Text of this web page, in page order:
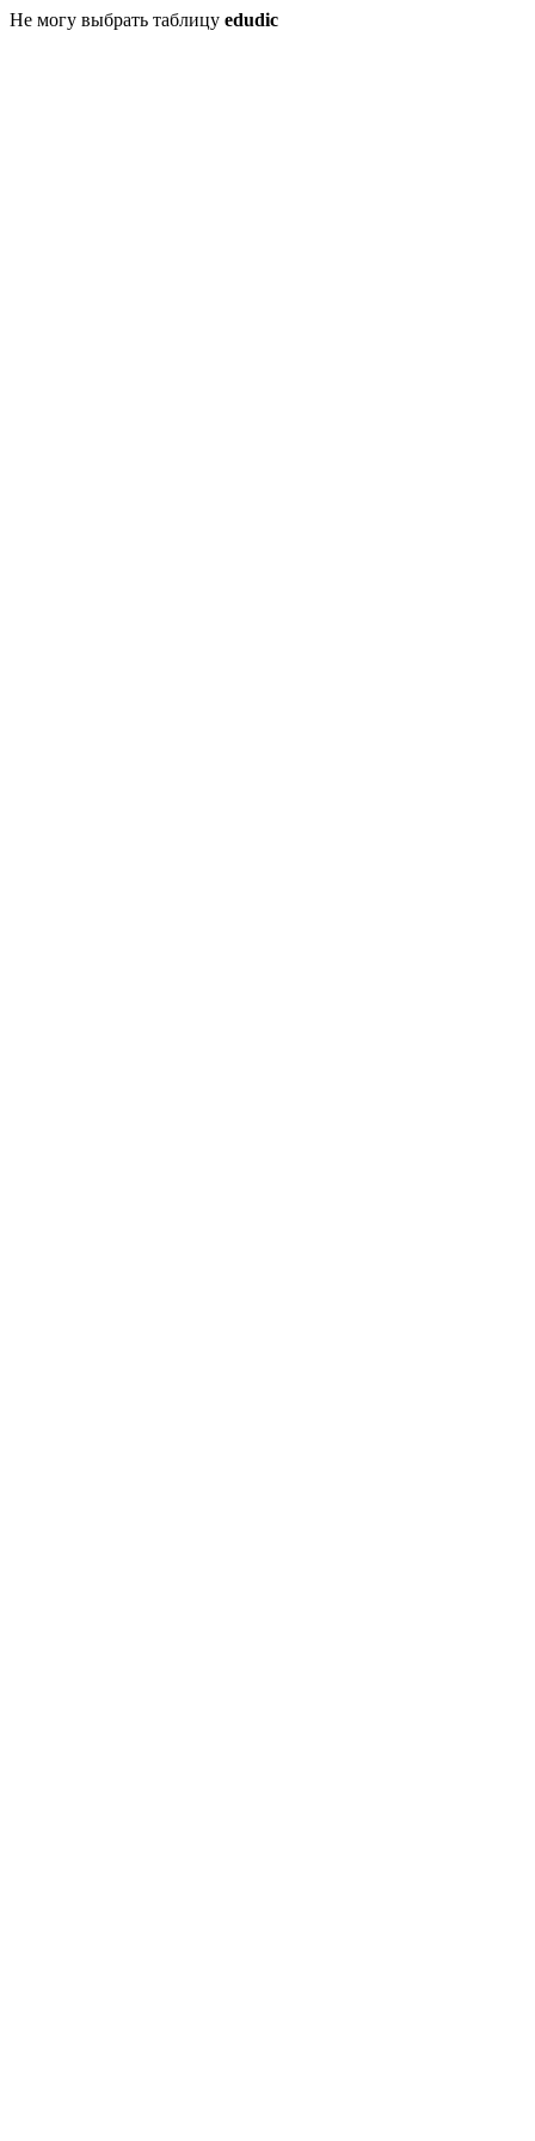
Не могу выбрать таблицу edudic